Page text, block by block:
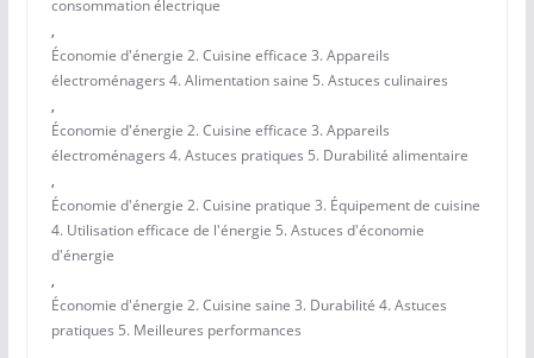
consommation électrique
,
Économie d'énergie 2. Cuisine efficace 3. Appareils
électroménagers 4. Alimentation saine 5. Astuces culinaires
,
Économie d'énergie 2. Cuisine efficace 3. Appareils
électroménagers 4. Astuces pratiques 5. Durabilité alimentaire
,
Économie d'énergie 2. Cuisine pratique 3. Équipement de cuisine
4. Utilisation efficace de l'énergie 5. Astuces d'économie
d'énergie
,
Économie d'énergie 2. Cuisine saine 3. Durabilité 4. Astuces
pratiques 5. Meilleures performances